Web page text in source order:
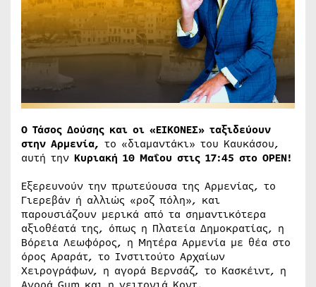
Ο Τάσος Δούσης και οι «ΕΙΚΟΝΕΣ» ταξιδεύουν
στην Αρμενία, το «διαμαντάκι» του Καυκάσου,
αυτή την Κυριακή 10 Μαΐου στις 17:45 στο OPEN!
Εξερευνούν την πρωτεύουσα της Αρμενίας, το
Γιερεβάν ή αλλιώς «ροζ πόλη», και
παρουσιάζουν μερικά από τα σημαντικότερα
αξιοθέατά της, όπως η Πλατεία Δημοκρατίας, η
Βόρεια Λεωφόρος, η Μητέρα Αρμενία με θέα στο
όρος Αραράτ, το Ινστιτούτο Αρχαίων
Χειρογράφων, η αγορά Βερνσάζ, το Κασκέιντ, η